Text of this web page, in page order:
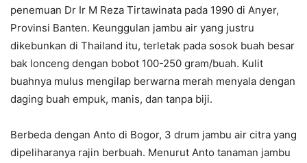
penemuan Dr Ir M Reza Tirtawinata pada 1990 di Anyer,
Provinsi Banten. Keunggulan jambu air yang justru
dikebunkan di Thailand itu, terletak pada sosok buah besar
bak lonceng dengan bobot 100-250 gram/buah. Kulit
buahnya mulus mengilap berwarna merah menyala dengan
daging buah empuk, manis, dan tanpa biji.
Berbeda dengan Anto di Bogor, 3 drum jambu air citra yang
dipeliharanya rajin berbuah. Menurut Anto tanaman jambu